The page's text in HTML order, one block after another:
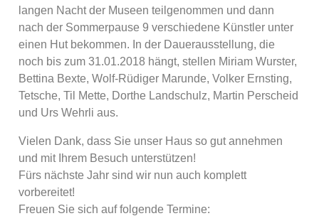
langen Nacht der Museen teilgenommen und dann
nach der Sommerpause 9 verschiedene Künstler unter
einen Hut bekommen. In der Dauerausstellung, die
noch bis zum 31.01.2018 hängt, stellen Miriam Wurster,
Bettina Bexte, Wolf-Rüdiger Marunde, Volker Ernsting,
Tetsche, Til Mette, Dorthe Landschulz, Martin Perscheid
und Urs Wehrli aus.
Vielen Dank, dass Sie unser Haus so gut annehmen
und mit Ihrem Besuch unterstützen!
Fürs nächste Jahr sind wir nun auch komplett
vorbereitet!
Freuen Sie sich auf folgende Termine: